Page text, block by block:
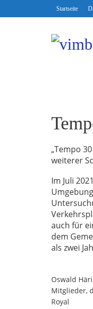
Startseite
„Tempo
weiterer
Im Juli
auch für
dem
als zwei
Oswald
Mitglieder,
Royal